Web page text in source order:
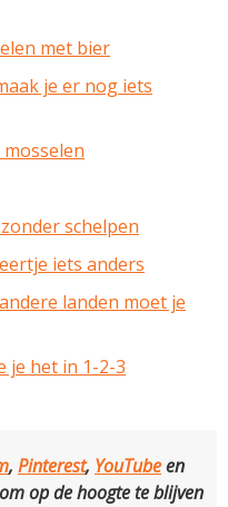
met bier
je er nog iets
schelpen
iets anders
landen moet je
je het in 1-2-3
, Pinterest, YouTubeen
op de hoogte te blijven